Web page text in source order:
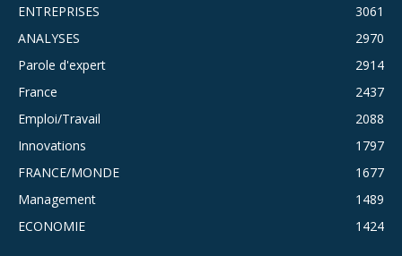
ENTREPRISES
3061
ANALYSES
2970
Parole d'expert
2914
France
2437
Emploi/Travail
2088
Innovations
1797
FRANCE/MONDE
1677
Management
1489
ECONOMIE
1424